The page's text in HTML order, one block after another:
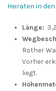
Heiraten in
Länge:
Rother
Vorher
liegt.